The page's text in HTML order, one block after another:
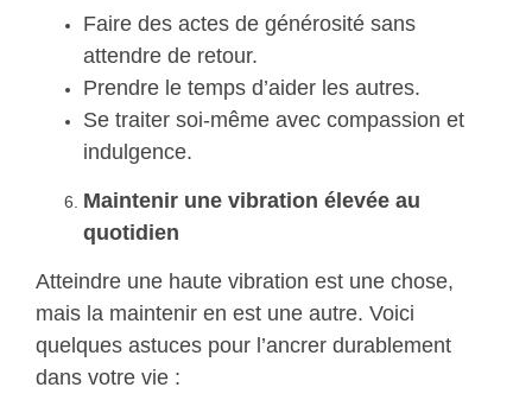
Faire des actes de générosité sans
attendre de retour.
Prendre le temps d’aider les autres.
Se traiter soi-même avec compassion et
indulgence.
Maintenir une vibration élevée au
quotidien
Atteindre une haute vibration est une chose,
mais la maintenir en est une autre. Voici
quelques astuces pour l’ancrer durablement
dans votre vie :